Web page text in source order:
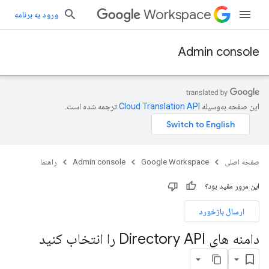
Workspace ورود به برنامه
Admin console
این صفحه به‌وسیله ترجمه شده است.
صفحه اصلی Google Workspace
Admin console راهنما
این مرور مفید بود؟
ارسال بازخورد
دامنه های Directory API را انتخاب کنید